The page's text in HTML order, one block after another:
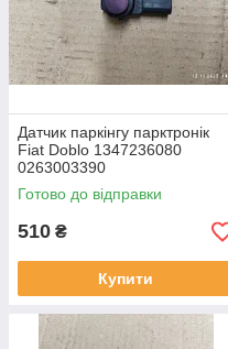
Датчик паркінгу парктронік
Fiat Doblo 1347236080
0263003390
Готово до відправки
510 ₴
Купити